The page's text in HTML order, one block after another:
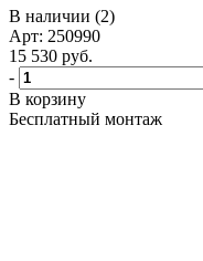
В наличии (2)
Арт: 250990
15 530 руб.
-
В корзину
Бесплатный монтаж